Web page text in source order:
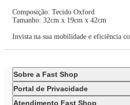
Composição: Tecido Oxford
Tamanho: 32cm x 19cm x 42cm
Invista na sua mobilidade e eficiência
Sobre a Fast Shop
Portal de Privacidade
Atendimento Fast Shop